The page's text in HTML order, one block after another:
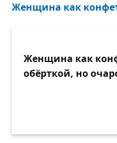
Женщина как
Женщина как
обёрткой, но